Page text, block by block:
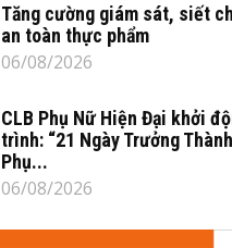
Tăng cường giám sát, siết
an toàn thực phẩm
06/08/2026
CLB Phụ Nữ Hiện Đại khởi
trình: “21 Ngày Trưởng
Phụ...
06/08/2026